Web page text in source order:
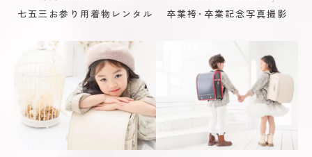
七五三お参り用着物レンタル 卒業袴･卒業記念写真撮影